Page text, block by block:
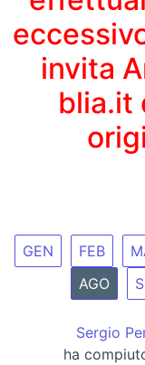
invita
blia.it
GEN FEB
AGO
Sergio
ha